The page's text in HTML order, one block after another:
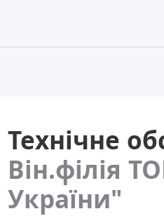
Технічне
Він.філія
України"